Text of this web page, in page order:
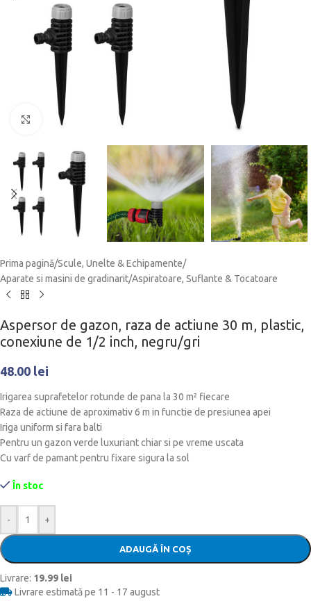
Click to enlarge
Prima pagină/Scule, Unelte & Echipamente/
Aparate si masini de gradinarit/Aspiratoare, Suflante & Tocatoare
Aspersor de gazon, raza de actiune 30 m, plastic,
conexiune de 1/2 inch, negru/gri
48.00 lei
Irigarea suprafetelor rotunde de pana la 30 m² fiecare
Raza de actiune de aproximativ 6 m in functie de presiunea apei
Iriga uniform si fara balti
Pentru un gazon verde luxuriant chiar si pe vreme uscata
Cu varf de pamant pentru fixare sigura la sol
În stoc
- +
ADAUGĂ ÎN COȘ
Livrare: 19.99 lei
Livrare estimată pe 11 - 17 august